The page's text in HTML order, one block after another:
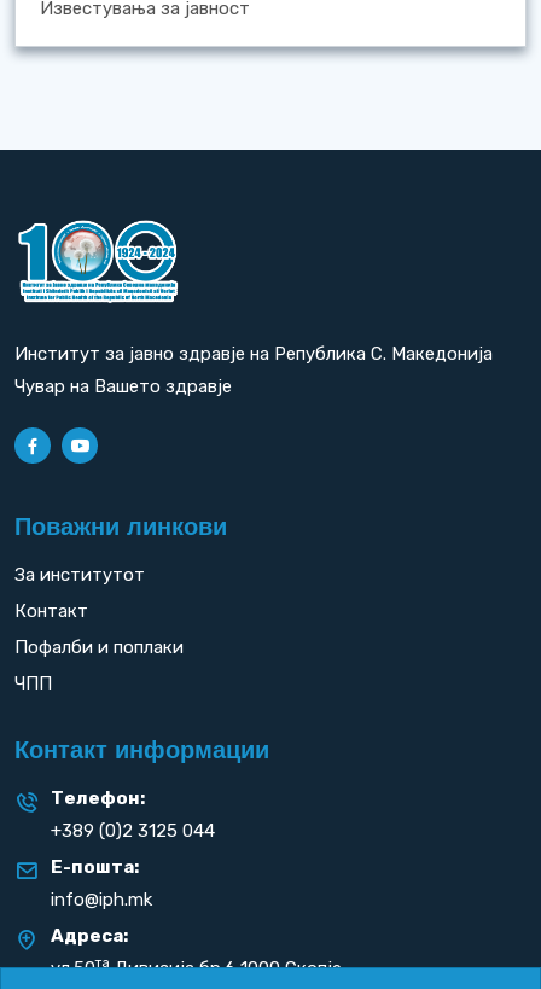
Известувања за јавност
Институт за јавно здравје на Република С. Македонија
Чувар на Вашето здравје
Поважни линкови
За институтот
Контакт
Пофалби и поплаки
ЧПП
Контакт информации
Телефон:
+389 (0)2 3125 044
Е-пошта:
info@iph.mk
Адреса:
ул.50таДивизија бр.6 1000 Скопје